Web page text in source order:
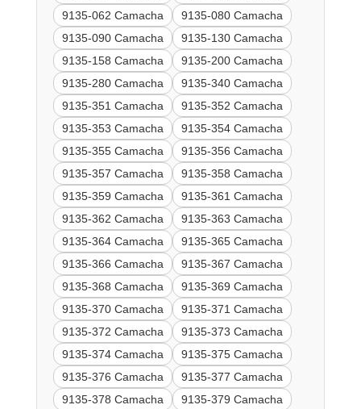
9135-062 Camacha
9135-080 Camacha
9135-090 Camacha
9135-130 Camacha
9135-158 Camacha
9135-200 Camacha
9135-280 Camacha
9135-340 Camacha
9135-351 Camacha
9135-352 Camacha
9135-353 Camacha
9135-354 Camacha
9135-355 Camacha
9135-356 Camacha
9135-357 Camacha
9135-358 Camacha
9135-359 Camacha
9135-361 Camacha
9135-362 Camacha
9135-363 Camacha
9135-364 Camacha
9135-365 Camacha
9135-366 Camacha
9135-367 Camacha
9135-368 Camacha
9135-369 Camacha
9135-370 Camacha
9135-371 Camacha
9135-372 Camacha
9135-373 Camacha
9135-374 Camacha
9135-375 Camacha
9135-376 Camacha
9135-377 Camacha
9135-378 Camacha
9135-379 Camacha